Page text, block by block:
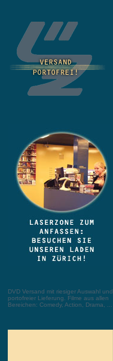
DVD Versand mit riesiger Auswahl und
portofreier Lieferung. Filme aus allen
Bereichen: Comedy, Action, Drama, ...